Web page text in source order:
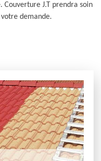
J.T prendra soin
demande.